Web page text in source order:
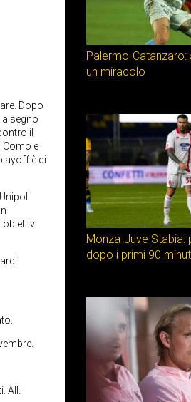
Dopo
segno
il
Como e
è di
All.
Palermo-
un miracolo
Monza-Juve Stabia:
dopo i primi 90